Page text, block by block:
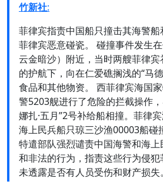
竹新社:
菲律宾指责中国船只撞击其海警
菲律宾恶意碰瓷。 碰撞事件发生
云金暗沙）附近，当时两艘菲律
的护航下，向在仁爱礁搁浅的“马
食品和其他物资。 西菲律宾海国
警5203舰进行了危险的拦截操作
娜扎·五月”2号补给船相撞。菲律
海上民兵船只琼三沙渔00003船碰
特遣部队强烈谴责中国海警和海
和非法的行为，指责这些行为侵
未透露是否有人员受伤和财产损